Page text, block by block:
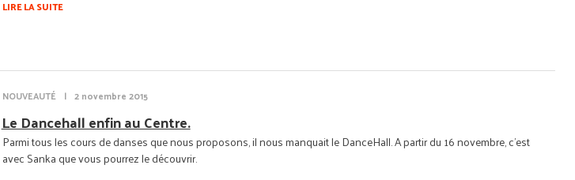
LIRE LA SUITE
NOUVEAUTÉ | 2 novembre 2015
Le Dancehall enfin au Centre.
Parmi tous les cours de danses que nous proposons, il nous manquait le DanceHall. A partir du 16 novembre, c'est
avec Sanka que vous pourrez le découvrir.